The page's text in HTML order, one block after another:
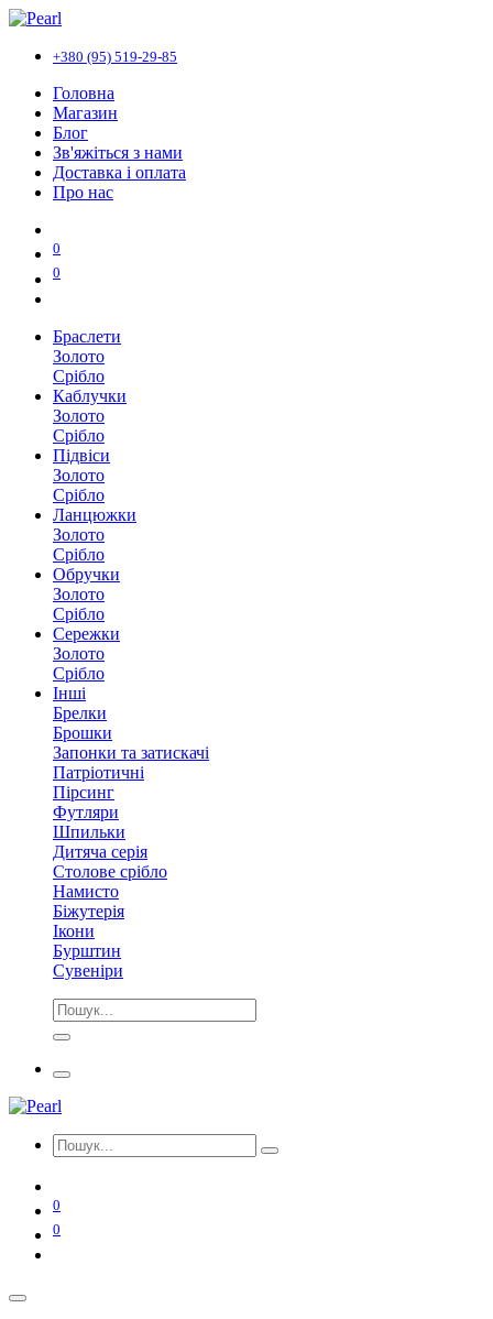
+380 (95) 519-29-85
Головна
Магазин
Блог
Зв'яжіться з нами
Доставка і оплата
Про нас
0
0
Браслети
Золото
Срібло
Каблучки
Золото
Срібло
Підвіси
Золото
Срібло
Ланцюжки
Золото
Срібло
Обручки
Золото
Срібло
Сережки
Золото
Срібло
Інші
Брелки
Брошки
Запонки та затискачі
Патріотичні
Пірсинг
Футляри
Шпильки
Дитяча серія
Столове срібло
Намисто
Біжутерія
Ікони
Бурштин
Сувеніри
0
0